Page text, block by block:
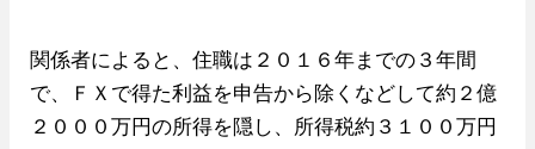
関係者によると、住職は２０１６年までの３年間
で、ＦＸで得た利益を申告から除くなどして約２億
２０００万円の所得を隠し、所得税約３１００万円